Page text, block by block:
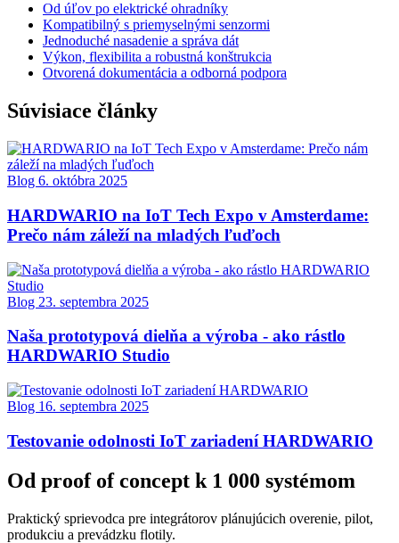
Od úľov po elektrické ohradníky
Kompatibilný s priemyselnými senzormi
Jednoduché nasadenie a správa dát
Výkon, flexibilita a robustná konštrukcia
Otvorená dokumentácia a odborná podpora
Súvisiace články
Blog 6. októbra 2025
HARDWARIO na IoT Tech Expo v Amsterdame:
Prečo nám záleží na mladých ľuďoch
Blog 23. septembra 2025
Naša prototypová dielňa a výroba - ako rástlo
HARDWARIO Studio
Blog 16. septembra 2025
Testovanie odolnosti IoT zariadení HARDWARIO
Od proof of concept k 1 000 systémom
Praktický sprievodca pre integrátorov plánujúcich overenie, pilot,
produkciu a prevádzku flotily.